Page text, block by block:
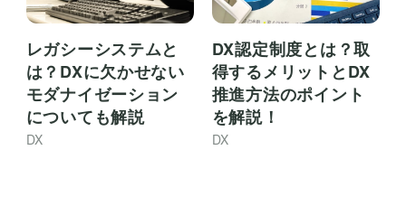
レガシーシステムと
は？DXに欠かせない
モダナイゼーション
についても解説
DX
DX認定制度とは？取
得するメリットとDX
推進方法のポイント
を解説！
DX